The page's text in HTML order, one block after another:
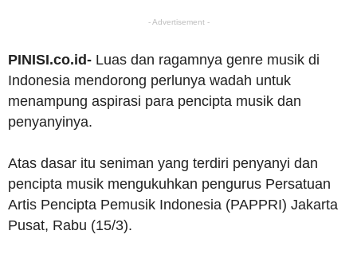
- Advertisement -
PINISI.co.id- Luas dan ragamnya genre musik di
Indonesia mendorong perlunya wadah untuk
menampung aspirasi para pencipta musik dan
penyanyinya.
Atas dasar itu seniman yang terdiri penyanyi dan
pencipta musik mengukuhkan pengurus Persatuan
Artis Pencipta Pemusik Indonesia (PAPPRI) Jakarta
Pusat, Rabu (15/3).